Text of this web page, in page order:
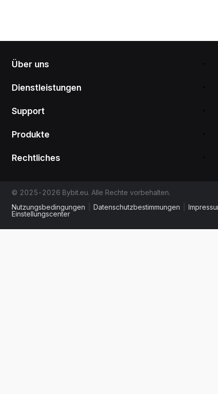
Über uns
Dienstleistungen
Support
Produkte
Rechtliches
© 2025-2026 Bybit.eu. Alle Rechte vorbehalten.
Nutzungsbedingungen
Datenschutzbestimmungen
Einstellungscenter